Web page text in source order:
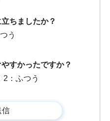
ちましたか？
う
すかったですか？
2：ふつう